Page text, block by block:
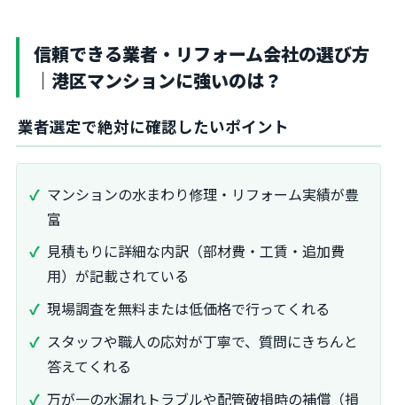
信頼できる業者・リフォーム会社の選び方
｜港区マンションに強いのは？
業者選定で絶対に確認したいポイント
マンションの水まわり修理・リフォーム実績が豊
富
見積もりに詳細な内訳（部材費・工賃・追加費
用）が記載されている
現場調査を無料または低価格で行ってくれる
スタッフや職人の応対が丁寧で、質問にきちんと
答えてくれる
万が一の水漏れトラブルや配管破損時の補償（損